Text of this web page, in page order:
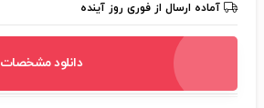
آماده ارسال از فوری روز آینده
دانلود مشخصات